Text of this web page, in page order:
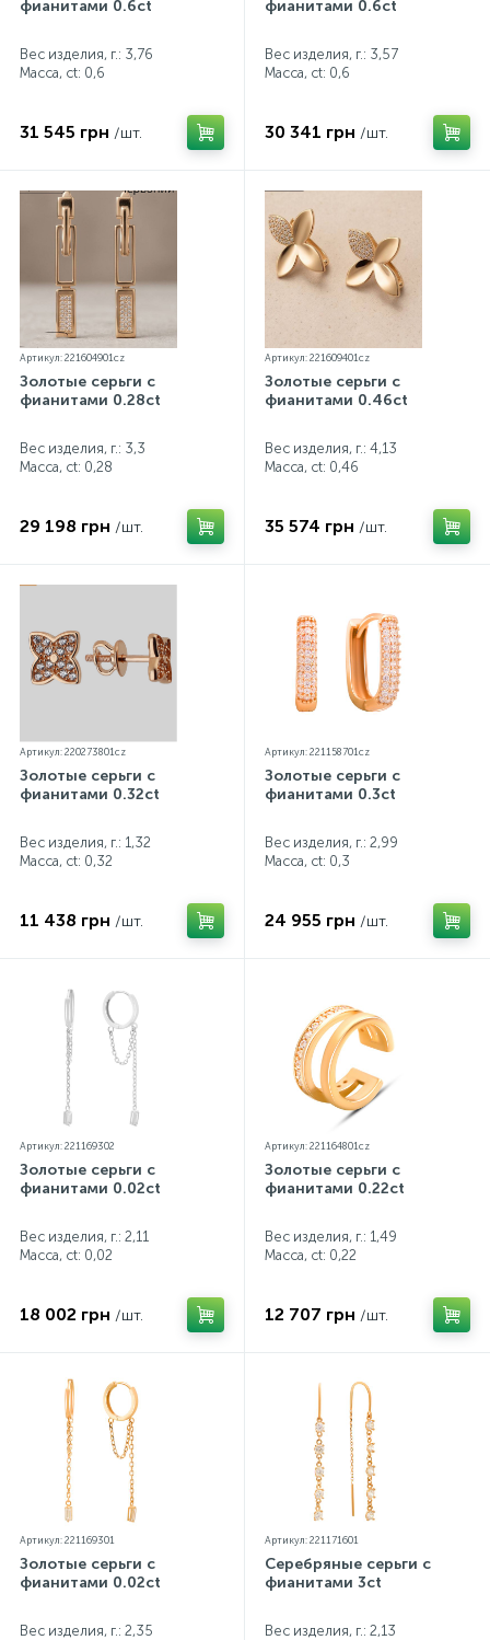
фианитами 0.6ct
Вес изделия, г.: 3,76
Масса, ct: 0,6
31 545 грн /шт.
фианитами 0.6ct
Вес изделия, г.: 3,57
Масса, ct: 0,6
30 341 грн /шт.
Артикул: 221604901cz
Золотые серьги с
фианитами 0.28ct
Вес изделия, г.: 3,3
Масса, ct: 0,28
29 198 грн /шт.
Артикул: 221609401cz
Золотые серьги с
фианитами 0.46ct
Вес изделия, г.: 4,13
Масса, ct: 0,46
35 574 грн /шт.
Артикул: 220273801cz
Золотые серьги с
фианитами 0.32ct
Вес изделия, г.: 1,32
Масса, ct: 0,32
11 438 грн /шт.
Артикул: 221158701cz
Золотые серьги с
фианитами 0.3ct
Вес изделия, г.: 2,99
Масса, ct: 0,3
24 955 грн /шт.
Артикул: 221169302
Золотые серьги с
фианитами 0.02ct
Вес изделия, г.: 2,11
Масса, ct: 0,02
18 002 грн /шт.
Артикул: 221164801cz
Золотые серьги с
фианитами 0.22ct
Вес изделия, г.: 1,49
Масса, ct: 0,22
12 707 грн /шт.
Артикул: 221169301
Золотые серьги с
фианитами 0.02ct
Вес изделия, г.: 2,35
Артикул: 221171601
Серебряные серьги с
фианитами 3ct
Вес изделия, г.: 2,13